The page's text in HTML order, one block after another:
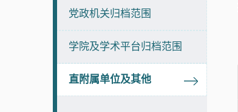
党政机关归档范围
学院及学术平台归档范围
直附属单位及其他